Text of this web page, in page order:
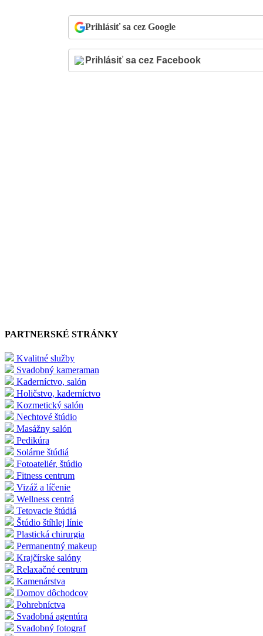
Prihlásiť sa cez Google
PARTNERSKÉ STRÁNKY
Kvalitné služby
Svadobný kameraman
Kaderníctvo, salón
Holičstvo, kaderníctvo
Kozmetický salón
Nechtové štúdio
Masážny salón
Pedikúra
Solárne štúdiá
Fotoateliér, štúdio
Fitness centrum
Vizáž a líčenie
Wellness centrá
Tetovacie štúdiá
Štúdio štíhlej línie
Plastická chirurgia
Permanentný makeup
Krajčírske salóny
Relaxačné centrum
Kamenárstva
Domov dôchodcov
Pohrebníctva
Svadobná agentúra
Svadobný fotograf